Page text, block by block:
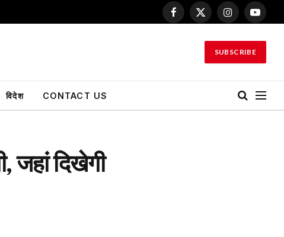
Facebook
X
Instagram
SUBSCRIBE
विदेश CONTACT US
जहां दिखेगी